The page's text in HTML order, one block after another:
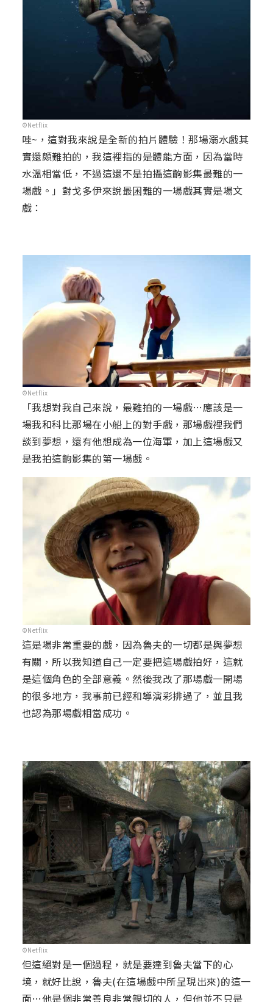
©Netflix
哇~，這對我來說是全新的拍片體驗！那場溺水戲其
實還頗難拍的，我這裡指的是體能方面，因為當時
水溫相當低，不過這還不是拍攝這齣影集最難的一
場戲。」對戈多伊來說最困難的一場戲其實是場文
戲：
©Netflix
「我想對我自己來說，最難拍的一場戲…應該是一
場我和科比那場在小船上的對手戲，那場戲裡我們
談到夢想，還有他想成為一位海軍，加上這場戲又
是我拍這齣影集的第一場戲。
©Netflix
這是場非常重要的戲，因為魯夫的一切都是與夢想
有關，所以我知道自己一定要把這場戲拍好，這就
是這個角色的全部意義。然後我改了那場戲一開場
的很多地方，我事前已經和導演彩排過了，並且我
也認為那場戲相當成功。
©Netflix
但這絕對是一個過程，就是要達到魯夫當下的心
境，就好比說，魯夫(在這場戲中所呈現出來)的這一
面…他是個非常善良非常親切的人，但他並不只是